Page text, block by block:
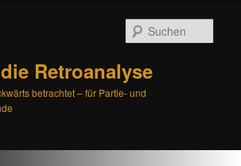
Retroanalyse
betrachtet – für Partie- und